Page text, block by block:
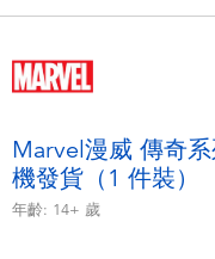
毛毛公仔玩具
Marvel漫威 傳奇
機發貨（1 件裝）
年齡: 14+ 歲